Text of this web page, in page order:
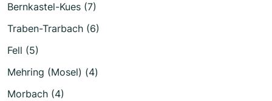
Bernkastel-Kues (7)
Traben-Trarbach (6)
Fell (5)
Mehring (Mosel) (4)
Morbach (4)